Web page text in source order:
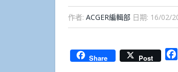
作者: ACGER編輯部 日期: 16/02/
Share Post